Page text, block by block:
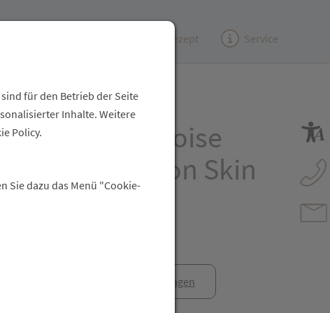
(e)Rezept Service
Wellnoise
Silikon Skin
Rezept anfragen
für den Betrieb der Seite
Inhalte. Weitere
Policy.
Sie dazu das Menü "Cookie-